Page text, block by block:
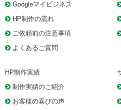
Googleマイビジネス
HP制作の流れ
ご依頼前の注意事項
よくあるご質問
HP制作実績
制作実績のご紹介
お客様の喜びの声